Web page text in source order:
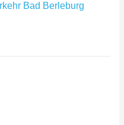
Bad Berleburg